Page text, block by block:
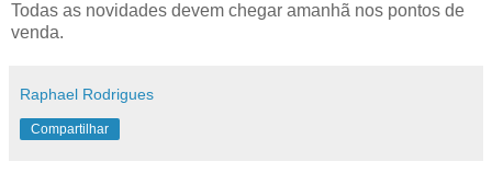
Todas as novidades devem chegar amanhã nos pontos de
venda.
Raphael Rodrigues
Compartilhar